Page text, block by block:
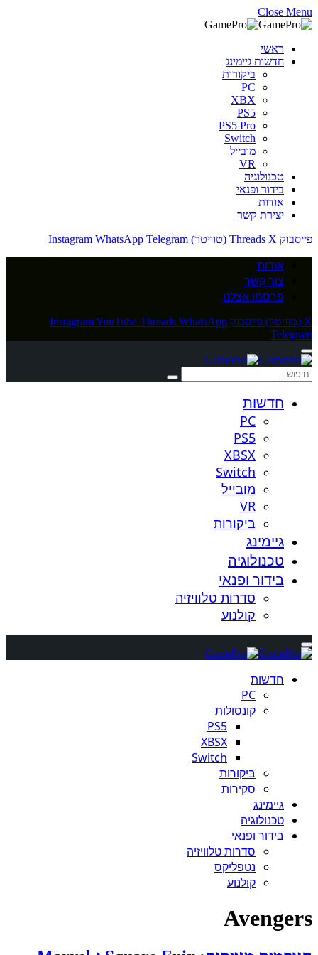
Close Menu
ראשי
חדשות גיימינג
ביקורות
PC
XBX
PS5
PS5 Pro
Switch
מובייל
VR
טכנולוגיה
בידור ופנאי
אודות
יצירת קשר
פייסבוק
Threads X (טוויטר) Instagram WhatsApp Telegram
אודות
צור קשר
פרסמו אצלנו
X (טוויטר) פייסבוק InstagramYouTube Threads WhatsApp
Telegram
חדשות
PC
PS5
XBSX
Switch
מובייל
VR
ביקורות
גיימינג
טכנולוגיה
בידור ופנאי
סדרות טלוויזיה
קולנוע
חדשות
PC
קונסולות
PS5
XBSX
Switch
ביקורות
סקירות
גיימינג
טכנולוגיה
בידור ופנאי
סדרות טלוויזיה
נטפליקס
קולנוע
Avengers